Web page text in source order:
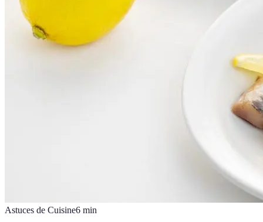
Astuces de Cuisine6 min